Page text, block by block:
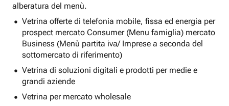
alberatura del menù.
Vetrina offerte di telefonia mobile, fissa ed energia per
prospect mercato Consumer (Menu famiglia) mercato
Business (Menù partita iva/ Imprese a seconda del
sottomercato di riferimento)
Vetrina di soluzioni digitali e prodotti per medie e
grandi aziende
Vetrina per mercato wholesale